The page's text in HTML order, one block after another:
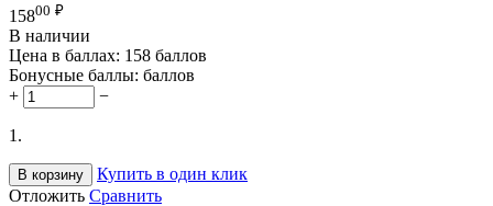
15800 ₽
В наличии
Цена в баллах: 158 баллов
Бонусные баллы: баллов
+
−
1.
В корзину
Купить в один клик
Отложить Сравнить